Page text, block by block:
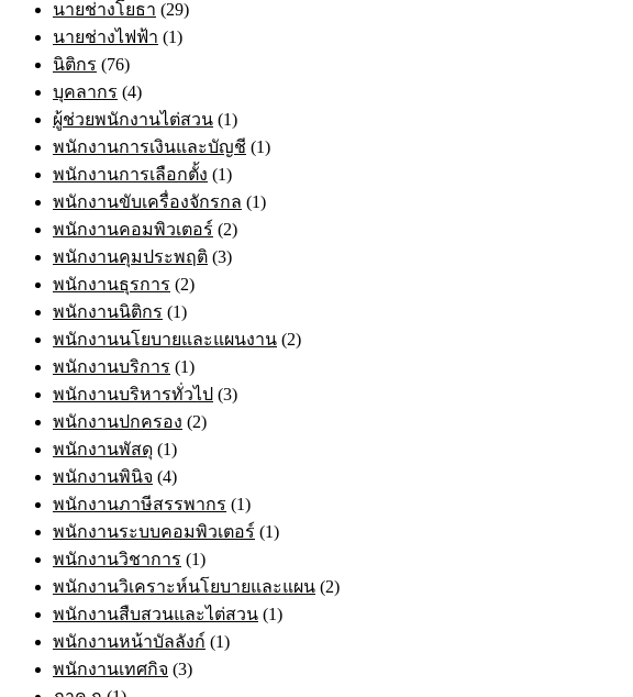
นายช่างโยธา (29)
นายช่างไฟฟ้า (1)
นิติกร (76)
บุคลากร (4)
ผู้ช่วยพนักงานไต่สวน (1)
พนักงานการเงินและบัญชี (1)
พนักงานการเลือกตั้ง (1)
พนักงานขับเครื่องจักรกล (1)
พนักงานคอมพิวเตอร์ (2)
พนักงานคุมประพฤติ (3)
พนักงานธุรการ (2)
พนักงานนิติกร (1)
พนักงานนโยบายและแผนงาน (2)
พนักงานบริการ (1)
พนักงานบริหารทั่วไป (3)
พนักงานปกครอง (2)
พนักงานพัสดุ (1)
พนักงานพินิจ (4)
พนักงานภาษีสรรพากร (1)
พนักงานระบบคอมพิวเตอร์ (1)
พนักงานวิชาการ (1)
พนักงานวิเคราะห์นโยบายและแผน (2)
พนักงานสืบสวนและไต่สวน (1)
พนักงานหน้าบัลลังก์ (1)
พนักงานเทศกิจ (3)